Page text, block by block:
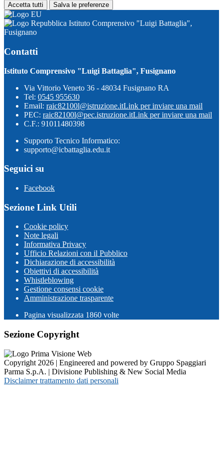
Accetta tutti Salva le preferenze
Istituto Comprensivo "Luigi Battaglia",
Fusignano
Contatti
Istituto Comprensivo "Luigi Battaglia", Fusignano
Via Vittorio Veneto 36 - 48034 Fusignano RA
Tel: 0545 955630
Email: raic82100l@istruzione.itLink per inviare una mail
PEC: raic82100l@pec.istruzione.itLink per inviare una mail
C.F.: 91011480398
Supporto Tecnico Informatico:
supporto@icbattaglia.edu.it
Seguici su
Facebook
Sezione Link Utili
Cookie policy
Note legali
Informativa Privacy
Ufficio Relazioni con il Pubblico
Dichiarazione di accessibilità
Obiettivi di accessibilità
Whistleblowing
Gestione consensi cookie
Amministrazione trasparente
Pagina visualizzata 1860 volte
Sezione Copyright
Copyright 2026 | Engineered and powered by Gruppo Spaggiari
Parma S.p.A. | Divisione Publishing & New Social Media
Disclaimer trattamento dati personali